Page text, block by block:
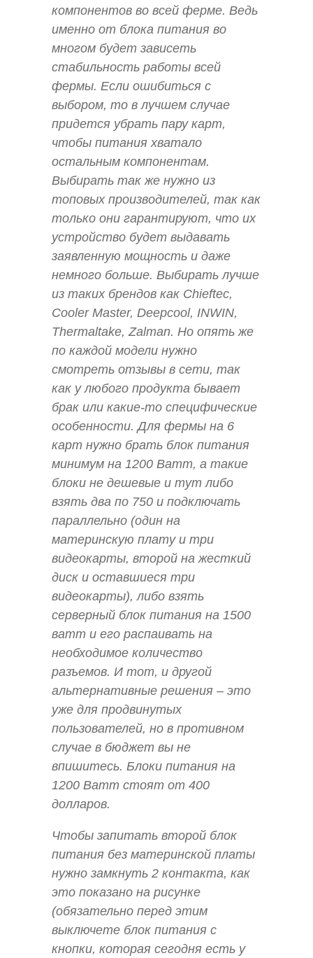
компонентов во всей ферме. Ведь
именно от блока питания во
многом будет зависеть
стабильность работы всей
фермы. Если ошибиться с
выбором, то в лучшем случае
придется убрать пару карт,
чтобы питания хватало
остальным компонентам.
Выбирать так же нужно из
топовых производителей, так как
только они гарантируют, что их
устройство будет выдавать
заявленную мощность и даже
немного больше. Выбирать лучше
из таких брендов как Chieftec,
Cooler Master, Deepсool, INWIN,
Thermaltake, Zalman. Но опять же
по каждой модели нужно
смотреть отзывы в сети, так
как у любого продукта бывает
брак или какие-то специфические
особенности. Для фермы на 6
карт нужно брать блок питания
минимум на 1200 Ватт, а такие
блоки не дешевые и тут либо
взять два по 750 и подключать
параллельно (один на
материнскую плату и три
видеокарты, второй на жесткий
диск и оставшиеся три
видеокарты), либо взять
серверный блок питания на 1500
ватт и его распаивать на
необходимое количество
разъемов. И тот, и другой
альтернативные решения – это
уже для продвинутых
пользователей, но в противном
случае в бюджет вы не
впишитесь. Блоки питания на
1200 Ватт стоят от 400
долларов.
Чтобы запитать второй блок
питания без материнской платы
нужно замкнуть 2 контакта, как
это показано на рисунке
(обязательно перед этим
выключете блок питания с
кнопки, которая сегодня есть у